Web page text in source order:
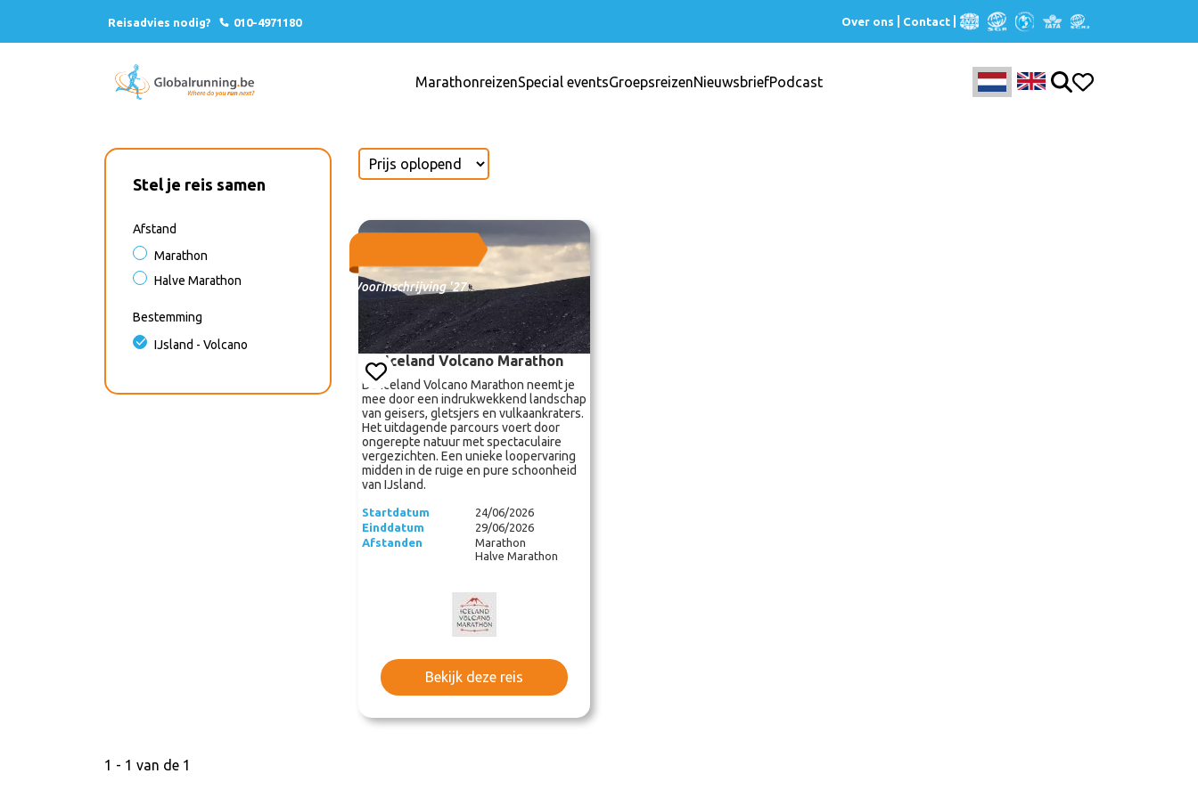
Reisadvies nodig? 010-4971180 Over ons Contact
MarathonreizenSpecial eventsGroepsreizenNieuwsbriefPodcast
Stel je reis samen
Afstand
Marathon
Halve Marathon
Bestemming
IJsland - Volcano
Voorinschrijving '27
Iceland Volcano Marathon
De Iceland Volcano Marathon neemt je
mee door een indrukwekkend landschap
van geisers, gletsjers en vulkaankraters.
Het uitdagende parcours voert door
ongerepte natuur met spectaculaire
vergezichten. Een unieke loopervaring
midden in de ruige en pure schoonheid
van IJsland.
Startdatum
24/06/2026
Einddatum
29/06/2026
Afstanden
Marathon
Halve Marathon
Bekijk deze reis
1 - 1 van de 1